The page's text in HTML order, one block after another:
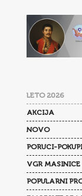
LETO 2026
AKCIJA
NOVO
PORUCI-POKUPI
VGR MASINICE
POPULARNI